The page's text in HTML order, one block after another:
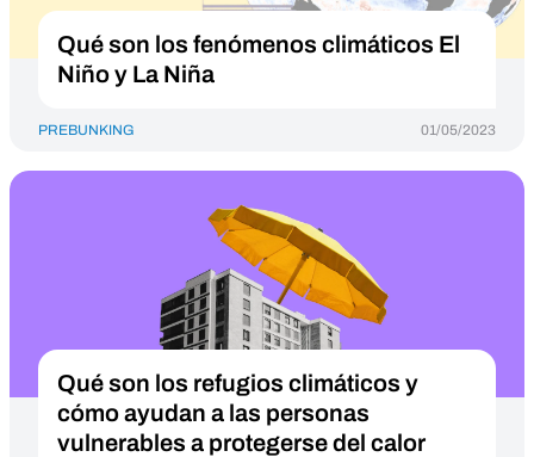
Qué son los fenómenos climáticos El
Niño y La Niña
PREBUNKING 01/05/2023
Qué son los refugios climáticos y
cómo ayudan a las personas
vulnerables a protegerse del calor